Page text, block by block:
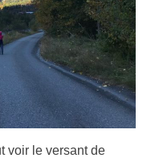
voir le versant de